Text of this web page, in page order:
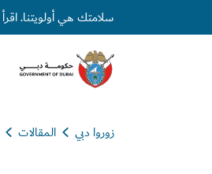
سلامتك هي أولويتنا. اقرأ
زوروا دبي المقالات